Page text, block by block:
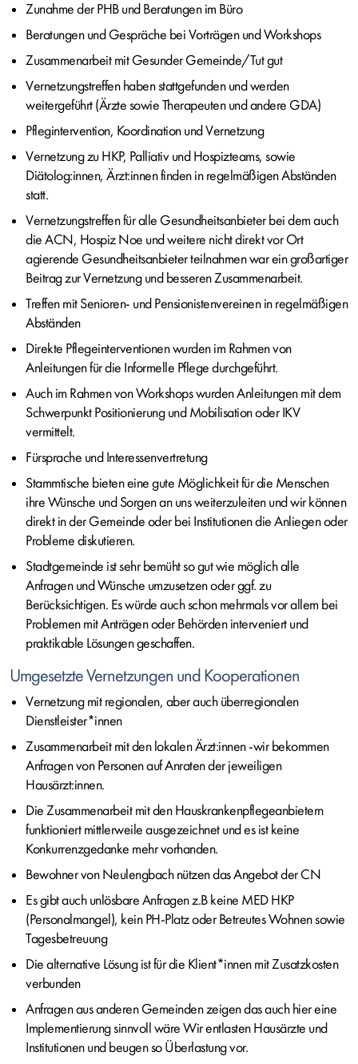
Zunahme der PHB und Beratungen im Büro
Beratungen und Gespräche bei Vorträgen und Workshops
Zusammenarbeit mit Gesunder Gemeinde/Tut gut
Vernetzungstreffen haben stattgefunden und werden
weitergeführt (Ärzte sowie Therapeuten und andere GDA)
Pflegintervention, Koordination und Vernetzung
Vernetzung zu HKP, Palliativ und Hospizteams, sowie
Diätolog:innen, Ärzt:innen finden in regelmäßigen Abständen
statt.
Vernetzungstreffen für alle Gesundheitsanbieter bei dem auch
die ACN, Hospiz Noe und weitere nicht direkt vor Ort
agierende Gesundheitsanbieter teilnahmen war ein großartiger
Beitrag zur Vernetzung und besseren Zusammenarbeit.
Treffen mit Senioren- und Pensionistenvereinen in regelmäßigen
Abständen
Direkte Pflegeinterventionen wurden im Rahmen von
Anleitungen für die Informelle Pflege durchgeführt.
Auch im Rahmen von Workshops wurden Anleitungen mit dem
Schwerpunkt Positionierung und Mobilisation oder IKV
vermittelt.
Fürsprache und Interessenvertretung
Stammtische bieten eine gute Möglichkeit für die Menschen
ihre Wünsche und Sorgen an uns weiterzuleiten und wir können
direkt in der Gemeinde oder bei Institutionen die Anliegen oder
Probleme diskutieren.
Stadtgemeinde ist sehr bemüht so gut wie möglich alle
Anfragen und Wünsche umzusetzen oder ggf. zu
Berücksichtigen. Es würde auch schon mehrmals vor allem bei
Problemen mit Anträgen oder Behörden interveniert und
praktikable Lösungen geschaffen.
Umgesetzte Vernetzungen und Kooperationen
Vernetzung mit regionalen, aber auch überregionalen
Dienstleister*innen
Zusammenarbeit mit den lokalen Ärzt:innen -wir bekommen
Anfragen von Personen auf Anraten der jeweiligen
Hausärzt:innen.
Die Zusammenarbeit mit den Hauskrankenpflegeanbietern
funktioniert mittlerweile ausgezeichnet und es ist keine
Konkurrenzgedanke mehr vorhanden.
Bewohner von Neulengbach nützen das Angebot der CN
Es gibt auch unlösbare Anfragen z.B keine MED HKP
(Personalmangel), kein PH-Platz oder Betreutes Wohnen sowie
Tagesbetreuung
Die alternative Lösung ist für die Klient*innen mit Zusatzkosten
verbunden
Anfragen aus anderen Gemeinden zeigen das auch hier eine
Implementierung sinnvoll wäre Wir entlasten Hausärzte und
Institutionen und beugen so Überlastung vor.